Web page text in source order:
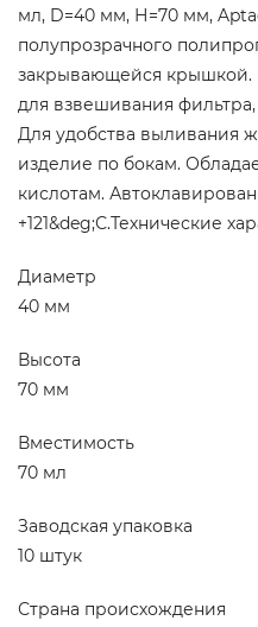
мл, D=40 мм, Н=70 мм,
полупрозрачного
закрывающейся крышкой.
для взвешивания
Для удобства выливания
изделие по бокам.
кислотам.
+121&deg;С.Технические
Диаметр
40 мм
Высота
70 мм
Вместимость
70 мл
Заводская упаковка
10 штук
Страна происхождения